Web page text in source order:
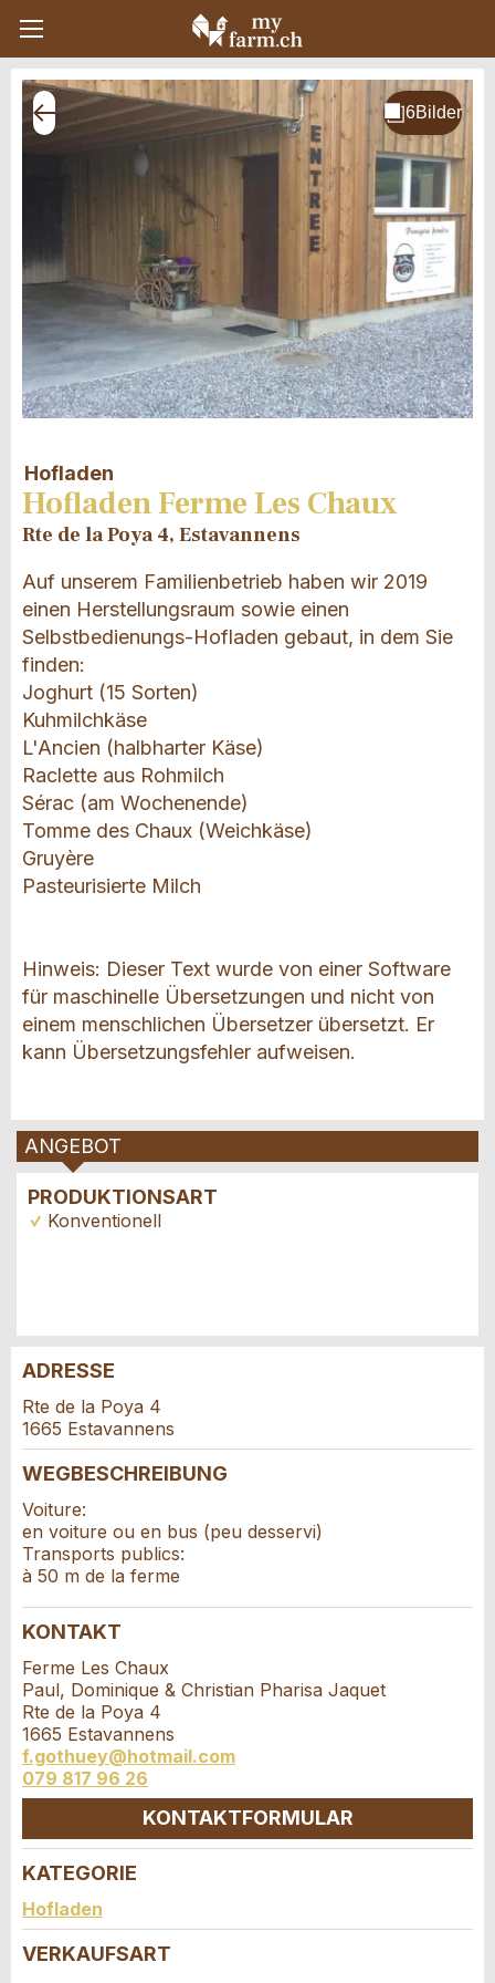
Hofladen
Hofladen Ferme Les Chaux
Rte de la Poya 4, Estavannens
Auf unserem Familienbetrieb haben wir 2019
einen Herstellungsraum sowie einen
Selbstbedienungs-Hofladen gebaut, in dem Sie
finden:
Joghurt (15 Sorten)
Kuhmilchkäse
L'Ancien (halbharter Käse)
Raclette aus Rohmilch
Sérac (am Wochenende)
Tomme des Chaux (Weichkäse)
Gruyère
Pasteurisierte Milch
Hinweis: Dieser Text wurde von einer Software
für maschinelle Übersetzungen und nicht von
einem menschlichen Übersetzer übersetzt. Er
kann Übersetzungsfehler aufweisen.
ANGEBOT
PRODUKTIONSART
Konventionell
Anzeige beanstanden
Ihr Feedback wird sehr geschätzt!
Allgemeines Feedback
Anzeige nicht mehr gültig
Anzeige unvollständig
Nachricht
Anzeige weiterempfehlen
Empfehlen Sie diese Anzeige an Freunde weiter.
* Eingabe erforderlich
ANZEIGE WEITEREMPFEHLEN
Schliessen
Reservation
Anzahl der Teilnehmer *:
Firma / Organisation:
Adresszusatz:
Strasse und Nr. *:
PLZ / Ort *:
ADRESSE
Rte de la Poya 4
1665 Estavannens
WEGBESCHREIBUNG
Voiture:
en voiture ou en bus (peu desservi)
Transports publics:
à 50 m de la ferme
KONTAKT
Ferme Les Chaux
Paul, Dominique & Christian Pharisa Jaquet
Rte de la Poya 4
1665 Estavannens
f.gothuey@hotmail.com
079 817 96 26
KONTAKTFORMULAR
Kontakt
Verfassen Sie eine Nachricht für die
KATEGORIE
Hofladen
VERKAUFSART